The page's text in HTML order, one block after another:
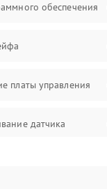
обеспечения
платы управления
датчика